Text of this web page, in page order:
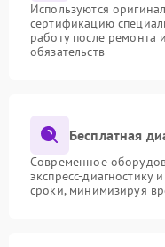
Используются
сертификацию
работу после ремонта
обязательств
Бесплатная
Современное
экспресс-диагностику
сроки, минимизируя